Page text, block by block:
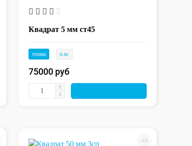
Квадрат 5 мм ст45
тонна п.м.
75000 руб